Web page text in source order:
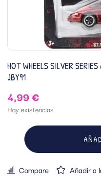
HOT WHEELS SILVER
JBY91
4,99€
Hay existencias
Compare Añadir a